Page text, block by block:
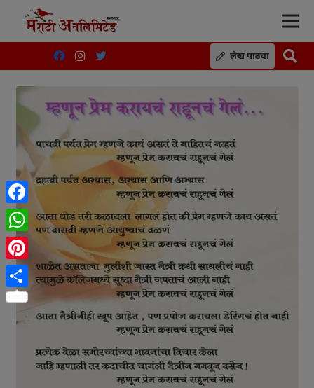
लेख पाठवा
Facebook
WhatsApp
Pinterest
Share